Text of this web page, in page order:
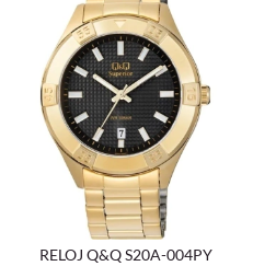
RELOJ Q&Q S20A-004PY